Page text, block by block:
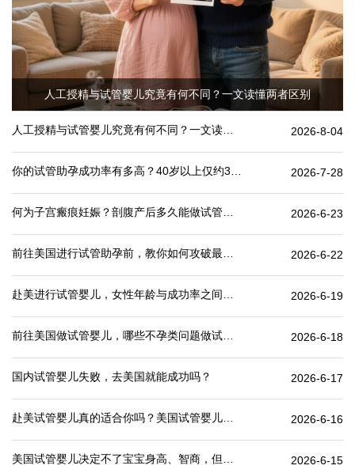
人工授精与试管婴儿究竟有何不同？一文读懂两者区别
2026-8-04
2026-7-28
2026-6-23
2026-6-22
2026-6-19
2026-6-18
国内试管婴儿失败，去美国就能成功吗？ 2026-6-17
2026-6-16
2026-6-15